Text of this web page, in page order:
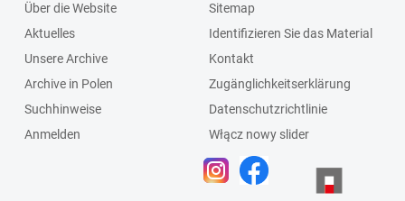
Über die Website
Aktuelles
Unsere Archive
Archive in Polen
Suchhinweise
Anmelden
Sitemap
Identifizieren Sie das Material
Kontakt
Zugänglichkeitserklärung
Datenschutzrichtlinie
Włącz nowy slider